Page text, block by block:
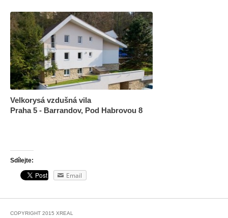
Velkorysá vzdušná vila
Praha 5 - Barrandov, Pod Habrovou 8
Sdílejte:
Email
COPYRIGHT 2015 XREAL